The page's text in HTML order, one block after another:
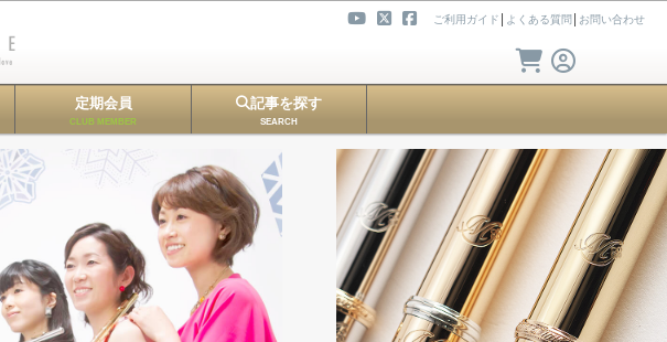
ご利用ガイド よくある質問 お問い合わせ
定期会員
CLUB MEMBER
記事を探す
SEARCH